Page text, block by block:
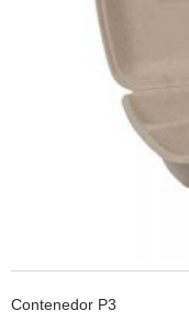
Contenedor P3